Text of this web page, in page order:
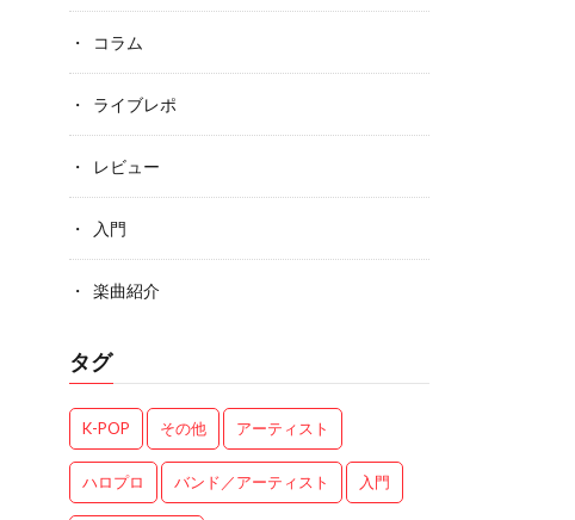
コラム
ライブレポ
レビュー
入門
楽曲紹介
タグ
K-POP その他 アーティスト
ハロプロ バンド／アーティスト 入門